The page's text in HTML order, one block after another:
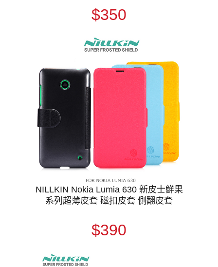
$350
NILLKIN Nokia Lumia 630 新皮士鮮果
系列超薄皮套 磁扣皮套 側翻皮套
$390